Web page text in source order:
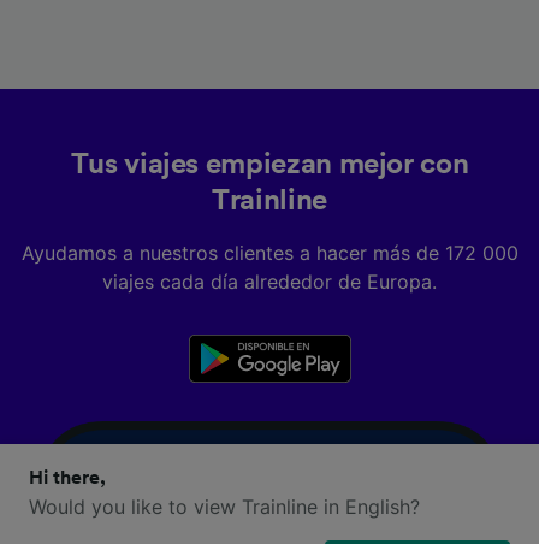
Tus viajes empiezan mejor con
Trainline
Ayudamos a nuestros clientes a hacer más de 172 000
viajes cada día alrededor de Europa.
Hi there,
Would you like to view Trainline in English?